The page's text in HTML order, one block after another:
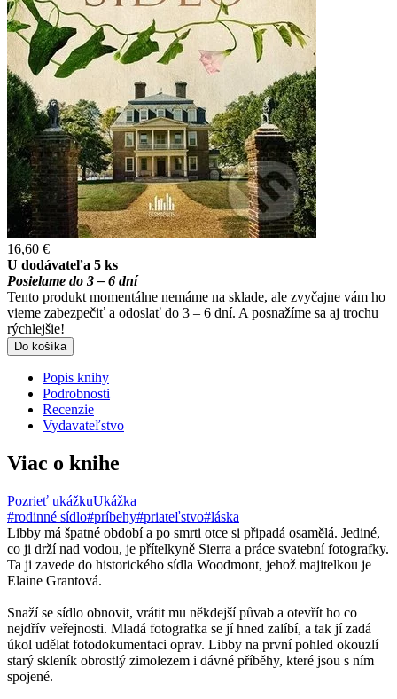
16,60 €
U dodávateľa 5 ks
Posielame do 3 – 6 dní
Tento produkt momentálne nemáme na sklade, ale zvyčajne vám ho
vieme zabezpečiť a odoslať do 3 – 6 dní. A posnažíme sa aj trochu
rýchlejšie!
Do košíka
Popis knihy
Podrobnosti
Recenzie
Vydavateľstvo
Viac o knihe
Pozrieť ukážkuUkážka
#rodinné sídlo#príbehy#priateľstvo#láska
Libby má špatné období a po smrti otce si připadá osamělá. Jediné,
co ji drží nad vodou, je přítelkyně Sierra a práce svatební fotografky.
Ta ji zavede do historického sídla Woodmont, jehož majitelkou je
Elaine Grantová.
Snaží se sídlo obnovit, vrátit mu někdejší půvab a otevřít ho co
nejdřív veřejnosti. Mladá fotografka se jí hned zalíbí, a tak jí zadá
úkol udělat fotodokumentaci oprav. Libby na první pohled okouzlí
starý skleník obrostlý zimolezem i dávné příběhy, které jsou s ním
spojené.